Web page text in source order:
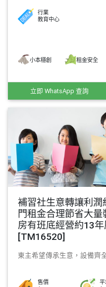
行業
教育中心
小本穩創 租金安全
立即 WhatsApp 查詢
補習社生意轉讓利
門租金合理節省大
房有班底經營約13
[TM16520]
東主希望傳承生意，設備齊
售價